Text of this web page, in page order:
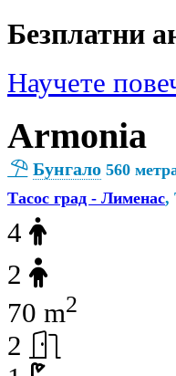
Безплатни
Научете
Armonia
Бунгало 560
Тасос град - Лименас,
4
2
70 m2
2